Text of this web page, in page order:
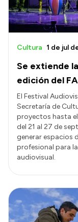
Se extiende
edición del
Cultura 1 de jul
El Festival
Secretaría de
proyectos hasta el
del 21 al 27 de
generar espacios
profesional para
audiovisual.